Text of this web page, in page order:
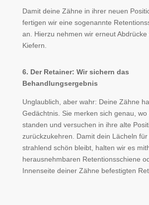
Damit deine Zähne in ihrer neuen
fertigen wir eine sogenannte
an. Hierzu nehmen wir erneut Abdrücke
Kiefern.
6. Der Retainer: Wir sichern das
Behandlungsergebnis
Unglaublich, aber wahr: Deine Zähne
Gedächtnis. Sie merken sich genau,
standen und versuchen in ihre alte
zurückzukehren. Damit dein Lächeln
strahlend schön bleibt, halten wir es
herausnehmbaren Retentionsschiene
Innenseite deiner Zähne befestigten